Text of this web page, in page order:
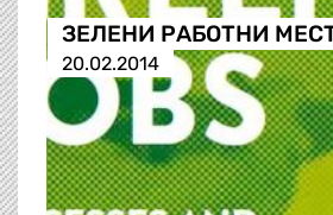
ЗЕЛЕНИ РАБОТНИ
20.02.2014